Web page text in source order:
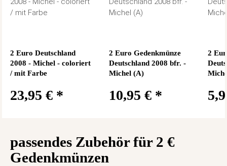
2 Euro Deutschland
2008 - Michel - coloriert
/ mit Farbe
23,95 € *
2 Euro Gedenkmünze
Deutschland 2008 bfr. -
Michel (A)
10,95 € *
2
passendes Zubehör für 2 €
Gedenkmünzen